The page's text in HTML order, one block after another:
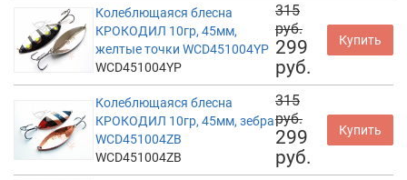
Колеблющаяся блесна
КРОКОДИЛ 10гр, 45мм,
желтые точки WCD451004YP
WCD451004YP
315
руб.
299
руб.
Купить
Колеблющаяся блесна
КРОКОДИЛ 10гр, 45мм, зебра
WCD451004ZB
WCD451004ZB
315
руб.
299
руб.
Купить